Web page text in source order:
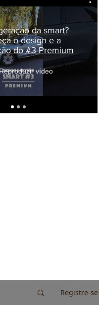
da smart?
o design e a
do #3 Premium
Reproduzir vídeo
Registre-se